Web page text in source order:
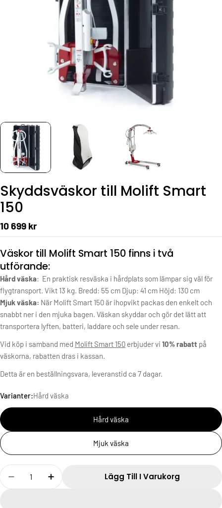
Skyddsväskor till Molift Smart
150
10 699 kr
Väskor till Molift Smart 150 finns i två
utförande:
Hård väska: En praktisk resväska i hårdplats som lämpar sig väl för
flygtransport. Vikt 13 kg. Bredd: 55 cm Djup: 41 cm Höjd: 130 cm
Mjuk väska: När Molift Smart 150 är ihopvikt packas den enkelt och
snabbt ner i den mjuka bagen. Väskan skyddar och gör det lätt att
transportera lyften, batteri, laddare och sele under resan.
Vid köp i samband med Molift Smart 150 erbjuder vi 10% rabatt på
väskorna, rabatten dras i kassan.
Detta är en beställningsvara, leveranstid ca 7 dagar.
Varianter:Hård väska
Hård väska
Mjuk väska
Antal
Lägg Till I Varukorg